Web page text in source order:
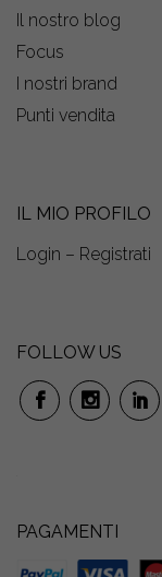
Il nostro blog
Focus
I nostri brand
Punti vendita
IL MIO PROFILO
Login – Registrati
FOLLOW US
PAGAMENTI